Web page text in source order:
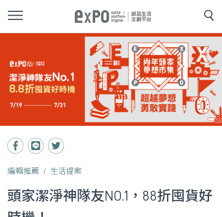
編輯推薦 生活提案
頭家潔淨神隊友NO.1，88折囤貨好